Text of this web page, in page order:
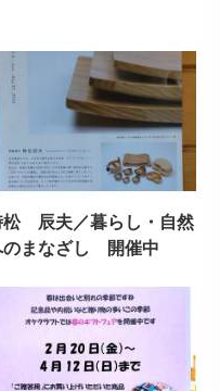
松 辰夫／暮らし・自然
のまなざし 開催中